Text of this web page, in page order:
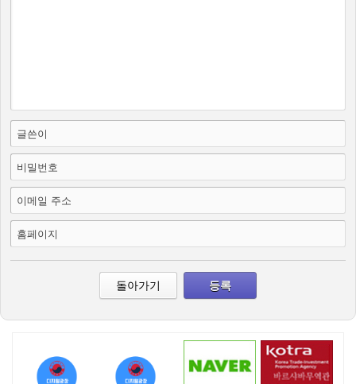
글쓴이
비밀번호
이메일 주소
홈페이지
돌아가기